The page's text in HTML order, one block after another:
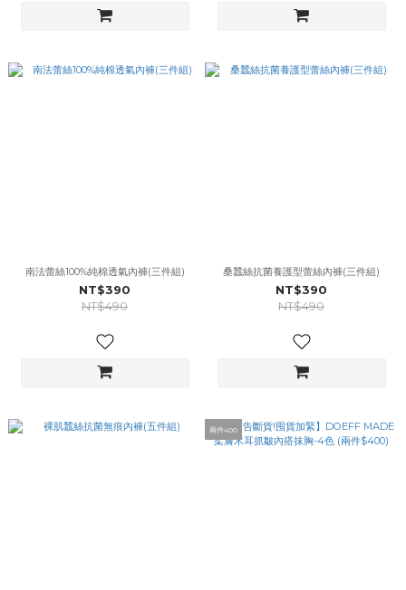
南法蕾絲100%純棉透氣內褲(三件組)
NT$390
NT$490
桑蠶絲抗菌養護型蕾絲內褲(三件組)
NT$390
NT$490
兩件400